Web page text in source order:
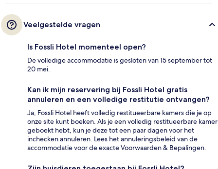
Veelgestelde vragen
Is Fossli Hotel momenteel open?
De volledige accommodatie is gesloten van 15 september tot
20 mei.
Kan ik mijn reservering bij Fossli Hotel gratis
annuleren en een volledige restitutie ontvangen?
Ja, Fossli Hotel heeft volledig restitueerbare kamers die je op
onze site kunt boeken. Als je een volledig restitueerbare kamer
geboekt hebt, kun je deze tot een paar dagen voor het
inchecken annuleren. Lees het annuleringsbeleid van de
accommodatie voor de exacte Voorwaarden & Bepalingen.